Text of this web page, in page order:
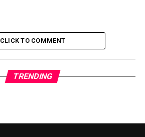
CLICK TO COMMENT
TRENDING